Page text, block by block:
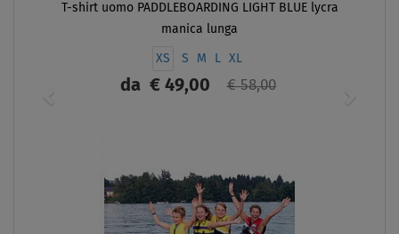
T-shirt uomo PADDLEBOARDING LIGHT BLUE lycra
manica lunga
XS S M XL
da€ 49,00 € 58,00